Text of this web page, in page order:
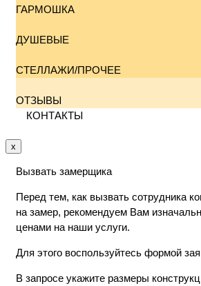
ГАРМОШКА
ДУШЕВЫЕ
СТЕЛЛАЖИ/ПРОЧЕЕ
ОТЗЫВЫ
КОНТАКТЫ
x
Вызвать замерщика
Перед тем, как вызвать сотрудника
на замер, рекомендуем Вам
ценами на наши услуги.
Для этого воспользуйтесь формой
В запросе укажите размеры